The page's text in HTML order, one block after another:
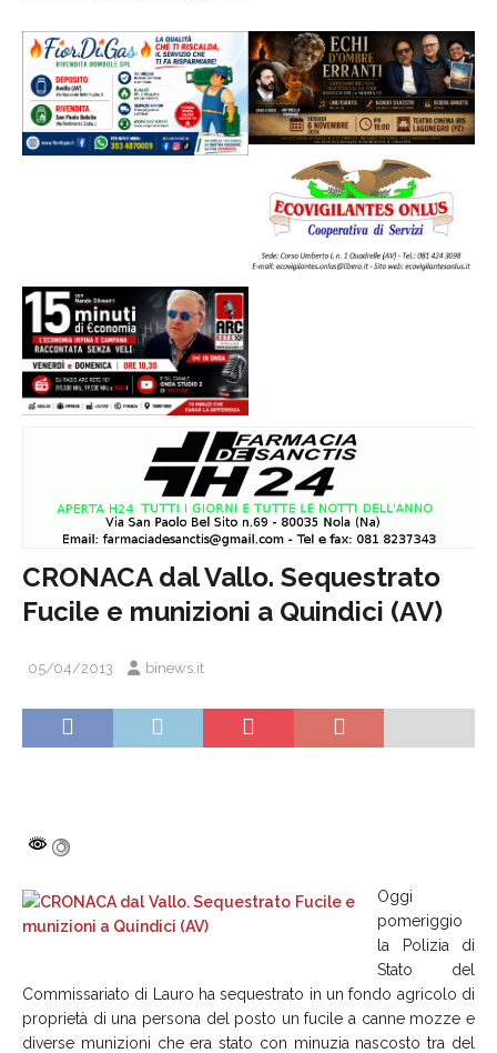
CRONACA dal Vallo. Sequestrato
Fucile e munizioni a Quindici (AV)
05/04/2013 binews.it
Oggi
pomeriggio
la Polizia di
Stato del
Commissariato di Lauro ha sequestrato in un fondo agricolo di
proprietà di una persona del posto un fucile a canne mozze e
diverse munizioni che era stato con minuzia nascosto tra del